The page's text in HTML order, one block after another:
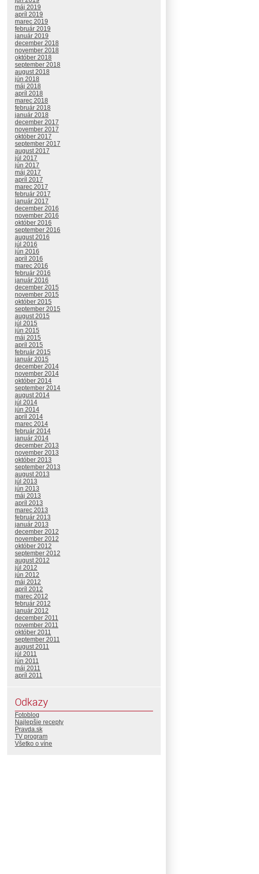
máj 2019
apríl 2019
marec 2019
február 2019
január 2019
december 2018
november 2018
október 2018
september 2018
august 2018
jún 2018
máj 2018
apríl 2018
marec 2018
február 2018
január 2018
december 2017
november 2017
október 2017
september 2017
august 2017
júl 2017
jún 2017
máj 2017
apríl 2017
marec 2017
február 2017
január 2017
december 2016
november 2016
október 2016
september 2016
august 2016
júl 2016
jún 2016
apríl 2016
marec 2016
február 2016
január 2016
december 2015
november 2015
október 2015
september 2015
august 2015
júl 2015
jún 2015
máj 2015
apríl 2015
február 2015
január 2015
december 2014
november 2014
október 2014
september 2014
august 2014
júl 2014
jún 2014
apríl 2014
marec 2014
február 2014
január 2014
december 2013
november 2013
október 2013
september 2013
august 2013
júl 2013
jún 2013
máj 2013
apríl 2013
marec 2013
február 2013
január 2013
december 2012
november 2012
október 2012
september 2012
august 2012
júl 2012
jún 2012
máj 2012
apríl 2012
marec 2012
február 2012
január 2012
december 2011
november 2011
október 2011
september 2011
august 2011
júl 2011
jún 2011
máj 2011
apríl 2011
Odkazy
Fotoblog
Najlepšie recepty
Pravda.sk
TV program
Všetko o víne